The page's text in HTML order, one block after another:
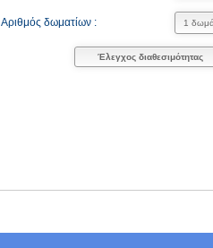
Αριθμός δωματίων :
Έλεγχος διαθεσιμότητας